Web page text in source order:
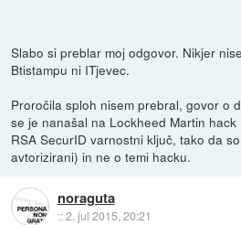
Slabo si preblar moj odgovor. Nikjer
Btistampu ni ITjevec.
Proročila sploh nisem prebral, govor o
se je nanašal na Lockheed Martin
RSA SecurID varnostni ključ, tako da
avtorizirani) in ne o temi hacku.
noraguta
::2. jul 2015, 20:21